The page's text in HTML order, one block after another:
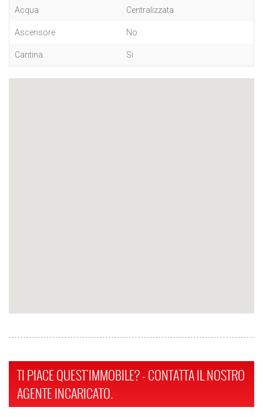
Acqua Centralizzata
Ascensore No
Cantina Si
TI PIACE QUEST'IMMOBILE? - CONTATTA IL NOSTRO
AGENTE INCARICATO.